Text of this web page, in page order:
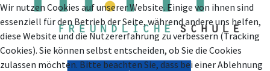
Wir nutzen Cookies auf unserer Website. Einige von ihnen sind
essenziell für den Betrieb der Seite, während andere uns helfen,
diese Website und die Nutzererfahrung zu verbessern (Tracking
Cookies). Sie können selbst entscheiden, ob Sie die Cookies
zulassen möchten. Bitte beachten Sie, dass bei einer Ablehnung